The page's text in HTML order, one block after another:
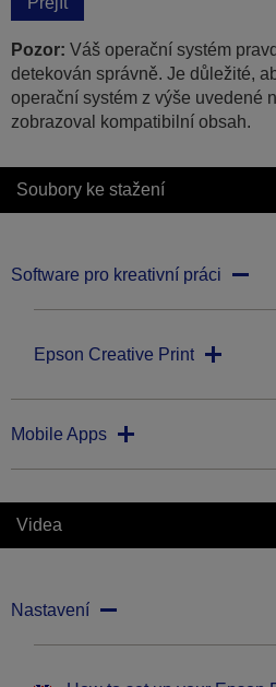
Pozor: Váš operační systém
detekován správně. Je důležité,
operační systém z výše uvedené
zobrazoval kompatibilní obsah.
Soubory ke stažení
Software pro kreativní práci
Epson Creative Print
Mobile Apps
Videa
Nastavení